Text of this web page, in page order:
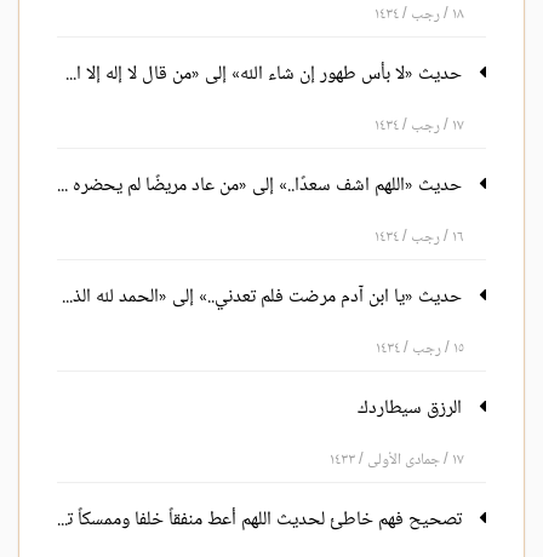
١٨ / رجب / ١٤٣٤
حديث «لا بأس طهور إن شاء الله» إلى «من قال لا إله إلا الله والله أكبر..»
١٧ / رجب / ١٤٣٤
حديث «اللهم اشف سعدًا..» إلى «من عاد مريضًا لم يحضره أجله..»
١٦ / رجب / ١٤٣٤
حديث «يا ابن آدم مرضت فلم تعدني..» إلى «الحمد لله الذي أنقذه من النار»
١٥ / رجب / ١٤٣٤
الرزق سيطاردك
١٧ / جمادى الأولى / ١٤٣٣
تصحيح فهم خاطئ لحديث اللهم أعط منفقاً خلفا وممسكاً تلفاً